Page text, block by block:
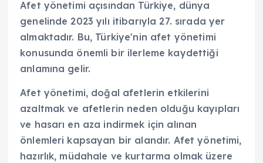
Afet yönetimi açısından Türkiye, dünya
genelinde 2023 yılı itibarıyla 27. sırada yer
almaktadır. Bu, Türkiye'nin afet yönetimi
konusunda önemli bir ilerleme kaydettiği
anlamına gelir.
Afet yönetimi, doğal afetlerin etkilerini
azaltmak ve afetlerin neden olduğu kayıpları
ve hasarı en aza indirmek için alınan
önlemleri kapsayan bir alandır. Afet yönetimi,
hazırlık, müdahale ve kurtarma olmak üzere